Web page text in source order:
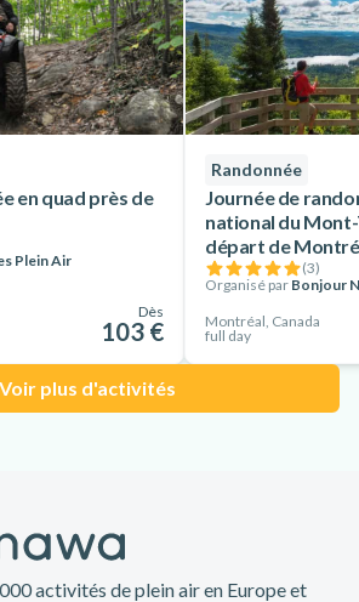
en quad près de
Plein Air
Dès
103 €
Randonnée
Journée de
national du
départ de
(3)
Organisé par Bonjour
Montréal, Canada
full day
Voir plus d'activités
activités de plein air en Europe et